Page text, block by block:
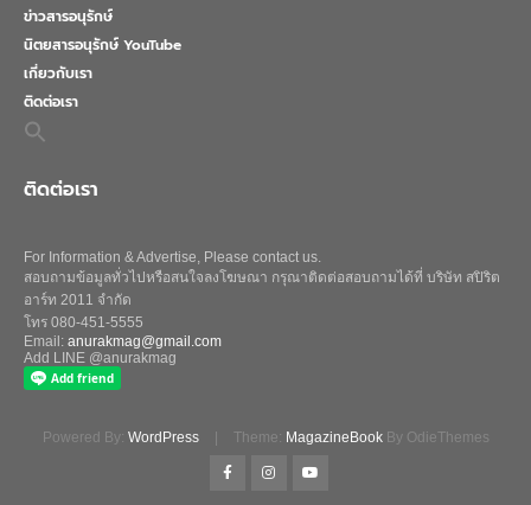
ข่าวสารอนุรักษ์
นิตยสารอนุรักษ์ YouTube
เกี่ยวกับเรา
ติดต่อเรา
Search
for:
ติดต่อเรา
For Information & Advertise, Please contact us.
สอบถามข้อมูลทั่วไปหรือสนใจลงโฆษณา กรุณาติดต่อสอบถามได้ที่ บริษัท สปิริต
อาร์ท 2011 จำกัด
โทร 080-451-5555
Email: anurakmag@gmail.com
Add LINE @anurakmag
Powered By: WordPress Theme: MagazineBookBy OdieThemes